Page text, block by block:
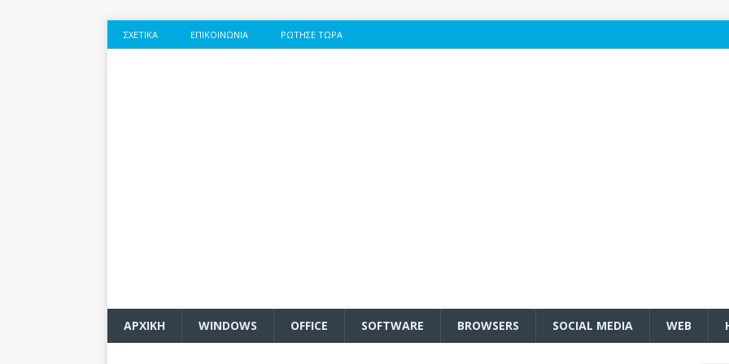
ΣΧΕΤΙΚΆ ΕΠΙΚΟΙΝΩΝΊΑ ΡΏΤΗΣΕ ΤΏΡΑ
ΑΡΧΙΚΗ WINDOWS OFFICE SOFTWARE BROWSERS SOCIAL MEDIA WEB